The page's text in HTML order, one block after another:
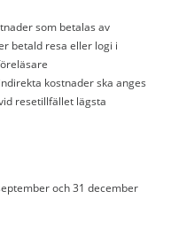
som betalas av
betald resa eller logi i
kostnader ska anges
resetillfället lägsta
och 31 december